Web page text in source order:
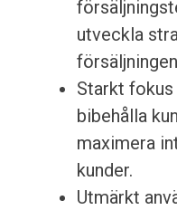
utveckla
Starkt
bibehålla
maximera
kunder.
Utmärkt